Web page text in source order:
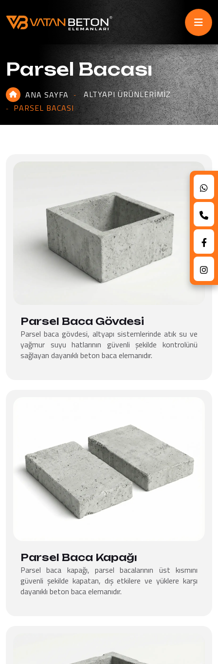
Parsel Bacası
ANA SAYFA
ALTYAPI ÜRÜNLERIMIZ
PARSEL BACASI
Parsel Baca Gövdesi
Parsel baca gövdesi, altyapı sistemlerinde atık su ve
yağmur suyu hatlarının güvenli şekilde kontrolünü
sağlayan dayanıklı beton baca elemanıdır.
Parsel Baca Kapağı
Parsel baca kapağı, parsel bacalarının üst kısmını
güvenli şekilde kapatan, dış etkilere ve yüklere karşı
dayanıklı beton baca elemanıdır.